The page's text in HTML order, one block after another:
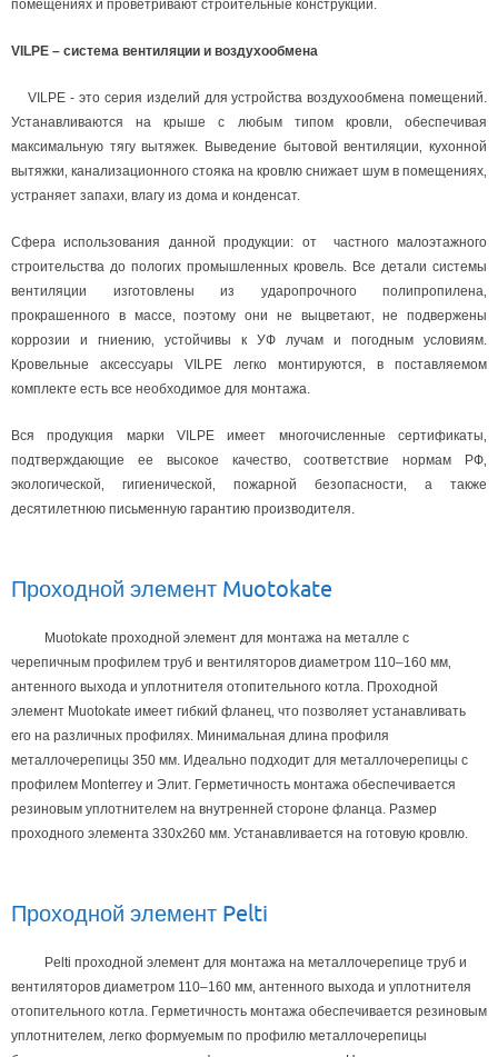
помещениях и проветривают строительные конструкции.
VILPE – система вентиляции и воздухообмена
VILPE - это серия изделий для устройства воздухообмена помещений.
Устанавливаются на крыше с любым типом кровли‚ обеспечивая
максимальную тягу вытяжек. Выведение бытовой вентиляции‚ кухонной
вытяжки‚ канализационного стояка на кровлю снижает шум в помещениях‚
устраняет запахи‚ влагу из дома и конденсат.
Сфера использования данной продукции: от частного малоэтажного
строительства до пологих промышленных кровель. Все детали системы
вентиляции изготовлены из ударопрочного полипропилена‚
прокрашенного в массе‚ поэтому они не выцветают‚ не подвержены
коррозии и гниению‚ устойчивы к УФ лучам и погодным условиям.
Кровельные аксессуары VILPE легко монтируются‚ в поставляемом
комплекте есть все необходимое для монтажа.
Вся продукция марки VILPE имеет многочисленные сертификаты‚
подтверждающие ее высокое качество‚ соответствие нормам РФ‚
экологической‚ гигиенической‚ пожарной безопасности‚ а также
десятилетнюю письменную гарантию производителя.
Проходной элемент Muotokate
Muotokate проходной элемент для монтажа на металле с
черепичным профилем труб и вентиляторов диаметром 110–160 мм‚
антенного выхода и уплотнителя отопительного котла. Проходной
элемент Muotokate имеет гибкий фланец‚ что позволяет устанавливать
его на различных профилях. Минимальная длина профиля
металлочерепицы 350 мм. Идеально подходит для металлочерепицы с
профилем Monterrey и Элит. Герметичность монтажа обеспечивается
резиновым уплотнителем на внутренней стороне фланца. Размер
проходного элемента 330х260 мм. Устанавливается на готовую кровлю.
Проходной элемент Pelti
Pelti проходной элемент для монтажа на металлочерепице труб и
вентиляторов диаметром 110–160 мм‚ антенного выхода и уплотнителя
отопительного котла. Герметичность монтажа обеспечивается резиновым
уплотнителем‚ легко формуемым по профилю металлочерепицы